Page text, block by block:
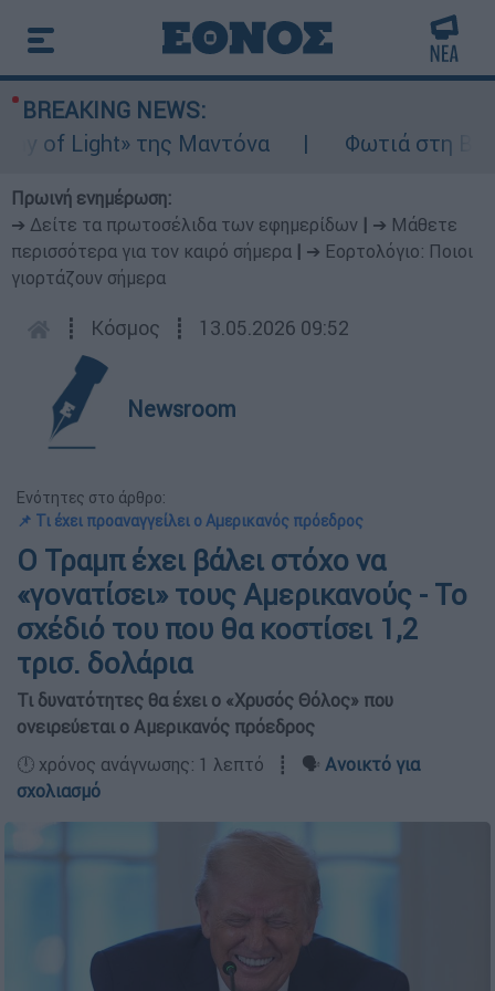
BREAKING NEWS:
of Light» της Μαντόνα
Φωτιά στη
Πρωινή ενημέρωση:
➔ Δείτε τα πρωτοσέλιδα των εφημερίδων
➔ Μάθετε
περισσότερα για τον καιρό σήμερα
➔ Εορτολόγιο: Ποιοι
γιορτάζουν σήμερα
┋ Κόσμος ┋ 13.05.2026 09:52
Newsroom
Ενότητες στο άρθρο:
📌 Τι έχει προαναγγείλει ο Αμερικανός πρόεδρος
Ο Τραμπ έχει βάλει στόχο να
«γονατίσει» τους Αμερικανούς - Το
σχέδιό του που θα κοστίσει 1,2
τρισ. δολάρια
Τι δυνατότητες θα έχει ο «Χρυσός Θόλος» που
ονειρεύεται ο Αμερικανός πρόεδρος
🕛 χρόνος ανάγνωσης: 1 λεπτό ┋ 🗣️ Ανοικτό για
σχολιασμό